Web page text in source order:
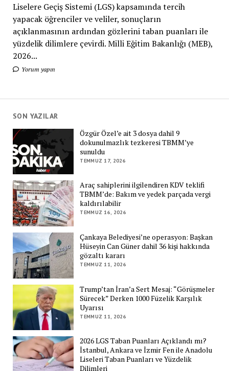
Liselere Geçiş Sistemi (LGS) kapsamında tercih
yapacak öğrenciler ve veliler, sonuçların
açıklanmasının ardından gözlerini taban puanları ile
yüzdelik dilimlere çevirdi. Milli Eğitim Bakanlığı (MEB),
2026...
Yorum yapın
SON YAZILAR
Özgür Özel’e ait 3 dosya dahil 9
dokunulmazlık tezkeresi TBMM’ye
sunuldu
TEMMUZ 17, 2026
Araç sahiplerini ilgilendiren KDV teklifi
TBMM’de: Bakım ve yedek parçada vergi
kaldırılabilir
TEMMUZ 16, 2026
Çankaya Belediyesi’ne operasyon: Başkan
Hüseyin Can Güner dahil 36 kişi hakkında
gözaltı kararı
TEMMUZ 11, 2026
Trump’tan İran’a Sert Mesaj: “Görüşmeler
Sürecek” Derken 1000 Füzelik Karşılık
Uyarısı
TEMMUZ 11, 2026
2026 LGS Taban Puanları Açıklandı mı?
İstanbul, Ankara ve İzmir Fen ile Anadolu
Liseleri Taban Puanları ve Yüzdelik
Dilimleri